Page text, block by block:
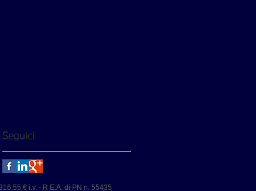
Seguici
€ i.v. - R.E.A. di PN n. 55435